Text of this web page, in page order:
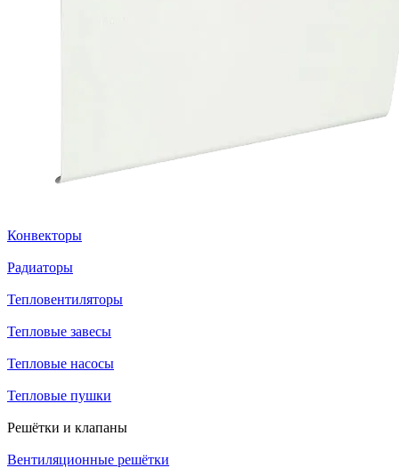
Конвекторы
Радиаторы
Тепловентиляторы
Тепловые завесы
Тепловые насосы
Тепловые пушки
Решётки и клапаны
Вентиляционные решётки